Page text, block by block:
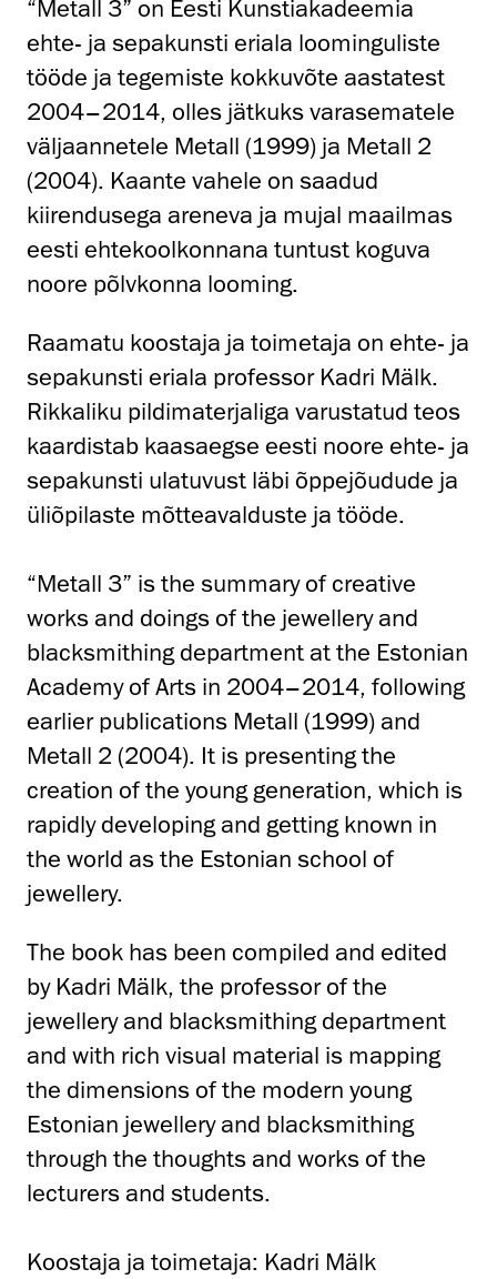
“Metall 3” on Eesti Kunstiakadeemia
ehte- ja sepakunsti eriala loominguliste
tööde ja tegemiste kokkuvõte aastatest
2004–2014, olles jätkuks varasematele
väljaannetele Metall (1999) ja Metall 2
(2004). Kaante vahele on saadud
kiirendusega areneva ja mujal maailmas
eesti ehtekoolkonnana tuntust koguva
noore põlvkonna looming.
Raamatu koostaja ja toimetaja on ehte- ja
sepakunsti eriala professor Kadri Mälk.
Rikkaliku pildimaterjaliga varustatud teos
kaardistab kaasaegse eesti noore ehte- ja
sepakunsti ulatuvust läbi õppejõudude ja
üliõpilaste mõtteavalduste ja tööde.
“Metall 3” is the summary of creative
works and doings of the jewellery and
blacksmithing department at the Estonian
Academy of Arts in 2004–2014, following
earlier publications Metall (1999) and
Metall 2 (2004). It is presenting the
creation of the young generation, which is
rapidly developing and getting known in
the world as the Estonian school of
jewellery.
The book has been compiled and edited
by Kadri Mälk, the professor of the
jewellery and blacksmithing department
and with rich visual material is mapping
the dimensions of the modern young
Estonian jewellery and blacksmithing
through the thoughts and works of the
lecturers and students.
Koostaja ja toimetaja: Kadri Mälk